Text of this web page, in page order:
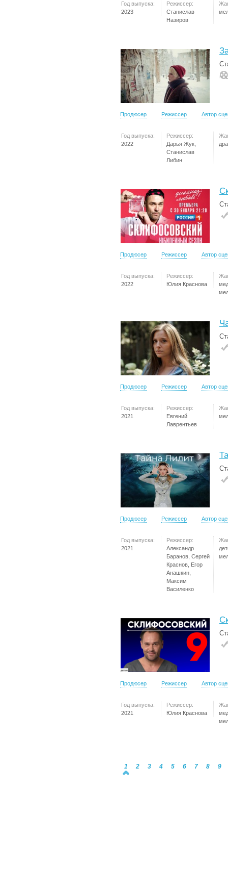
Год выпуска:
2023
Режиссер:
Станислав
Назиров
Продюсер Режиссер Автор
Год выпуска:
2022
Режиссер:
Дарья Жук,
Станислав
Либин
Продюсер Режиссер Автор
Год выпуска:
2022
Режиссер:
Юлия Краснова
Продюсер Режиссер Автор
Год выпуска:
2021
Режиссер:
Евгений
Лаврентьев
Продюсер Режиссер Автор
Год выпуска:
2021
Режиссер:
Александр
Баранов, Сергей
Краснов, Егор
Анашкин,
Максим
Василенко
Продюсер Режиссер Автор
Год выпуска:
2021
Режиссер:
Юлия Краснова
1 2 3 4 5 6 7 8 9